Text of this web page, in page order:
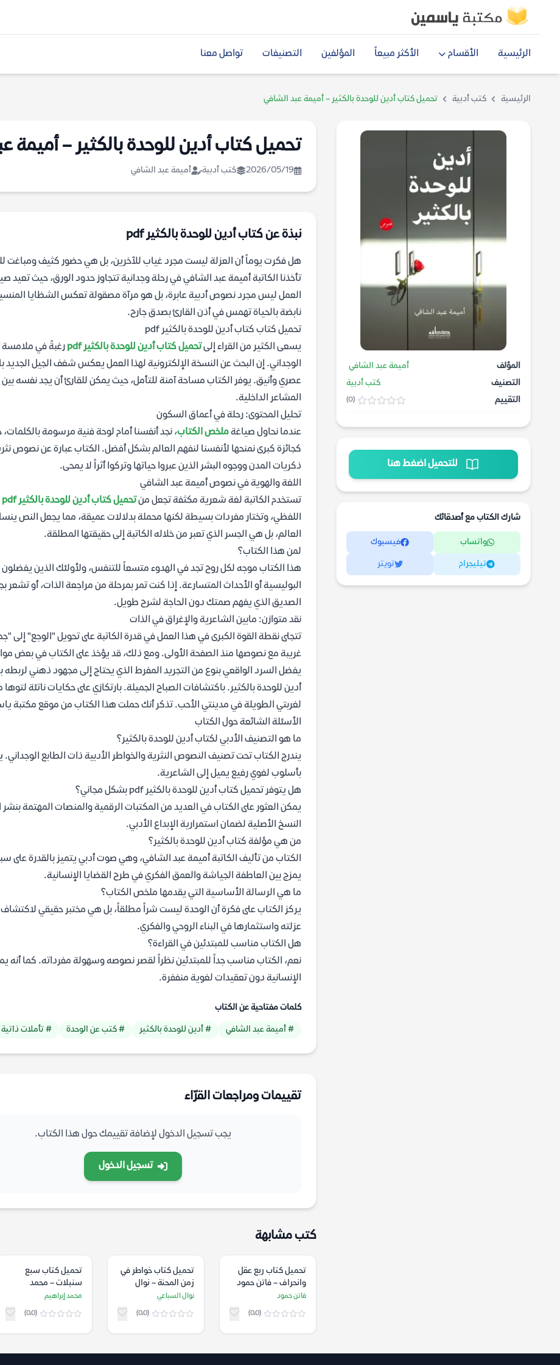
الرئيسية الأقسام الأكثر مبيعاً المؤلفين التصنيفات تواصل معنا
الرئيسية كتب أدبية تحميل كتاب أدين للوحدة بالكثير – أميمة عبد الشافي
المؤلف
أميمة عبد الشافي
التصنيف
كتب أدبية
التقييم
(0)
للتحميل اضغط هنا
شارك الكتاب مع أصدقائك
واتساب فيسبوك
تيليجرام تويتر
تحميل كتاب أدين للوحدة بالكثير – أميمة
2026/05/19 كتب أدبية أميمة عبد الشافي
نبذة عن كتاب أدين للوحدة بالكثير pdf
هل فكرت يوماً أن العزلة ليست مجرد غياب للآخرين، بل هي حضور كثيف ومباغت
تأخذنا الكاتبة أميمة عبد الشافي في رحلة وجدانية تتجاوز حدود الورق، حيث
العمل ليس مجرد نصوص أدبية عابرة، بل هو مرآة مصقولة تعكس الشظايا
نابضة بالحياة تهمس في أذن القارئ بصدق جارح.
تحميل كتاب كتاب أدين للوحدة بالكثير pdf
يسعى الكثير من القراء إلىتحميل كتاب أدين للوحدة بالكثير pdf
رغبةً في ملامسة
الوجداني. إن البحث عن النسخة الإلكترونية لهذا العمل يعكس شغف الجيل الجديد
عصري وأنيق. يوفر الكتاب مساحة آمنة للتأمل، حيث يمكن للقارئ أن يجد نفسه
المشاعر الداخلية.
تحليل المحتوى: رحلة في أعماق السكون
عندما نحاول صياغةملخص الكتاب، نجد أنفسنا أمام لوحة فنية مرسومة
كجائزة كبرى نمنحها لأنفسنا لنفهم العالم بشكل أفضل. الكتاب عبارة عن نصوص
ذكريات المدن ووجوه البشر الذين عبروا حياتها وتركوا أثراً لا يمحى.
اللغة والهوية في نصوص أميمة عبد الشافي
تستخدم الكاتبة لغة شعرية مكثفة تجعل منتحميل كتاب أدين للوحدة بالكثير pdf
اللفظي، وتختار مفردات بسيطة لكنها محملة بدلالات عميقة، مما يجعل النص
العالم، بل هي الجسر الذي تعبر من خلاله الكاتبة إلى حقيقتها المطلقة.
لمن هذا الكتاب؟
هذا الكتاب موجه لكل روح تجد في الهدوء متسعاً للتنفس، ولأولئك الذين يفضلون
البوليسية أو الأحداث المتسارعة. إذا كنت تمر بمرحلة من مراجعة الذات، أو تشعر
الصديق الذي يفهم صمتك دون الحاجة لشرح طويل.
نقد متوازن: مابين الشاعرية والإغراق في الذات
تتجلى نقطة القوة الكبرى في هذا العمل في قدرة الكاتبة على تحويل "الوجع" إلى
غريبة مع نصوصها منذ الصفحة الأولى. ومع ذلك، قد يؤخذ على الكتاب في بعض
يفضل السرد الواقعي بنوع من التجريد المفرط الذي يحتاج إلى مجهود ذهني لربطه
أدين للوحدة بالكثير. باكتشافات الصباح الجميلة. بارتكازي على حكايات ناتئة
لغربتي الطويلة في مدينتي الأحب. تذكر أنك حملت هذا الكتاب من موقع مكتبة
الأسئلة الشائعة حول الكتاب
ما هو التصنيف الأدبي لكتاب أدين للوحدة بالكثير؟
يندرج الكتاب تحت تصنيف النصوص النثرية والخواطر الأدبية ذات الطابع
بأسلوب لغوي رفيع يميل إلى الشاعرية.
هل يتوفر تحميل كتاب أدين للوحدة بالكثير pdf بشكل مجاني؟
يمكن العثور على الكتاب في العديد من المكتبات الرقمية والمنصات المهتمة
النسخ الأصلية لضمان استمرارية الإبداع الأدبي.
من هي مؤلفة كتاب أدين للوحدة بالكثير؟
الكتاب من تأليف الكاتبة أميمة عبد الشافي، وهي صوت أدبي يتميز بالقدرة على
يمزج بين العاطفة الجياشة والعمق الفكري في طرح القضايا الإنسانية.
ما هي الرسالة الأساسية التي يقدمها ملخص الكتاب؟
يركز الكتاب على فكرة أن الوحدة ليست شراً مطلقاً، بل هي مختبر حقيقي لاكتشاف
عزلته واستثمارها في البناء الروحي والفكري.
هل الكتاب مناسب للمبتدئين في القراءة؟
نعم، الكتاب مناسب جداً للمبتدئين نظراً لقصر نصوصه وسهولة مفرداته. كما أنه
الإنسانية دون تعقيدات لغوية منففرة.
كلمات مفتاحية عن الكتاب
# أميمة عبد الشافي # أدين للوحدة بالكثير # كتب عن الوحدة # تأملات ذاتية
تقييمات ومراجعات القرّاء
يجب تسجيل الدخول لإضافة تقييمك حول هذا الكتاب.
تسجيل الدخول
كتب مشابهة
تحميل كتاب ربع عقل
وانحراف – فاتن حمود
فاتن حمود
(0.0)
تحميل كتاب خواطر في
زمن المحنة – نوال
السباعي
نوال السباعي
(0.0)
تحميل كتاب سبع
سنبلات – محمد
إبراهيم
محمد إبراهيم
(0.0)